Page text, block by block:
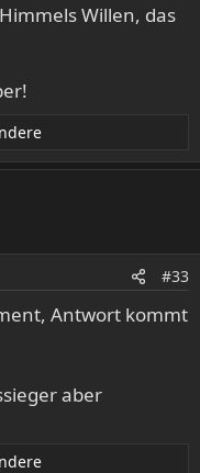
Willen, das
#33
Antwort kommt
aber